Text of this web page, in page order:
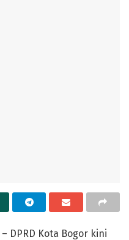
– DPRD Kota Bogor kini